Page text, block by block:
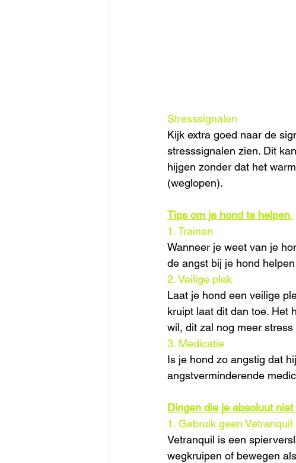
Stresssignalen
Kijk extra goed naar de
stresssignalen zien. Dit
hijgen zonder dat het
(weglopen).
Tips om je hond te helpen
1. Trainen
Wanneer je weet van je
de angst bij je hond
2. Veilige plek
Laat je hond een veilige
kruipt laat dit dan toe. Het
wil, dit zal nog meer
3. Medicatie
Is je hond zo angstig dat
angstverminderende
Dingen die je absoluut
1. Gebruik geen Vetranquil
Vetranquil is een
wegkruipen of bewegen